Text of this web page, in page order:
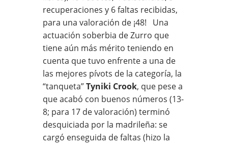
recuperaciones y 6 faltas recibidas,
para una valoración de ¡48! Una
actuación soberbia de Zurro que
tiene aún más mérito teniendo en
cuenta que tuvo enfrente a una de
las mejores pívots de la categoría, la
“tanqueta”Tyniki Crook, que pese a
que acabó con buenos números (13-
8; para 17 de valoración) terminó
desquiciada por la madrileña: se
cargó enseguida de faltas (hizo la